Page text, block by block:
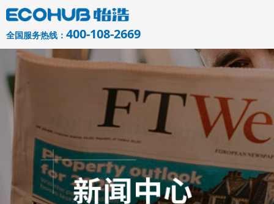
全国服务热线： 400-108-2669